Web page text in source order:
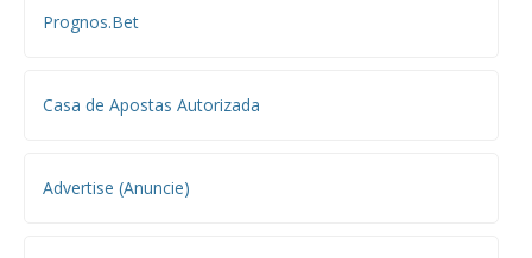
Prognos.Bet
Casa de Apostas Autorizada
Advertise (Anuncie)